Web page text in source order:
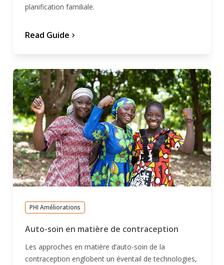
planification familiale.
Read Guide chevron_forward
PHI Améliorations
Auto-soin en matière de contraception
Les approches en matière d’auto-soin de la
contraception englobent un éventail de technologies,